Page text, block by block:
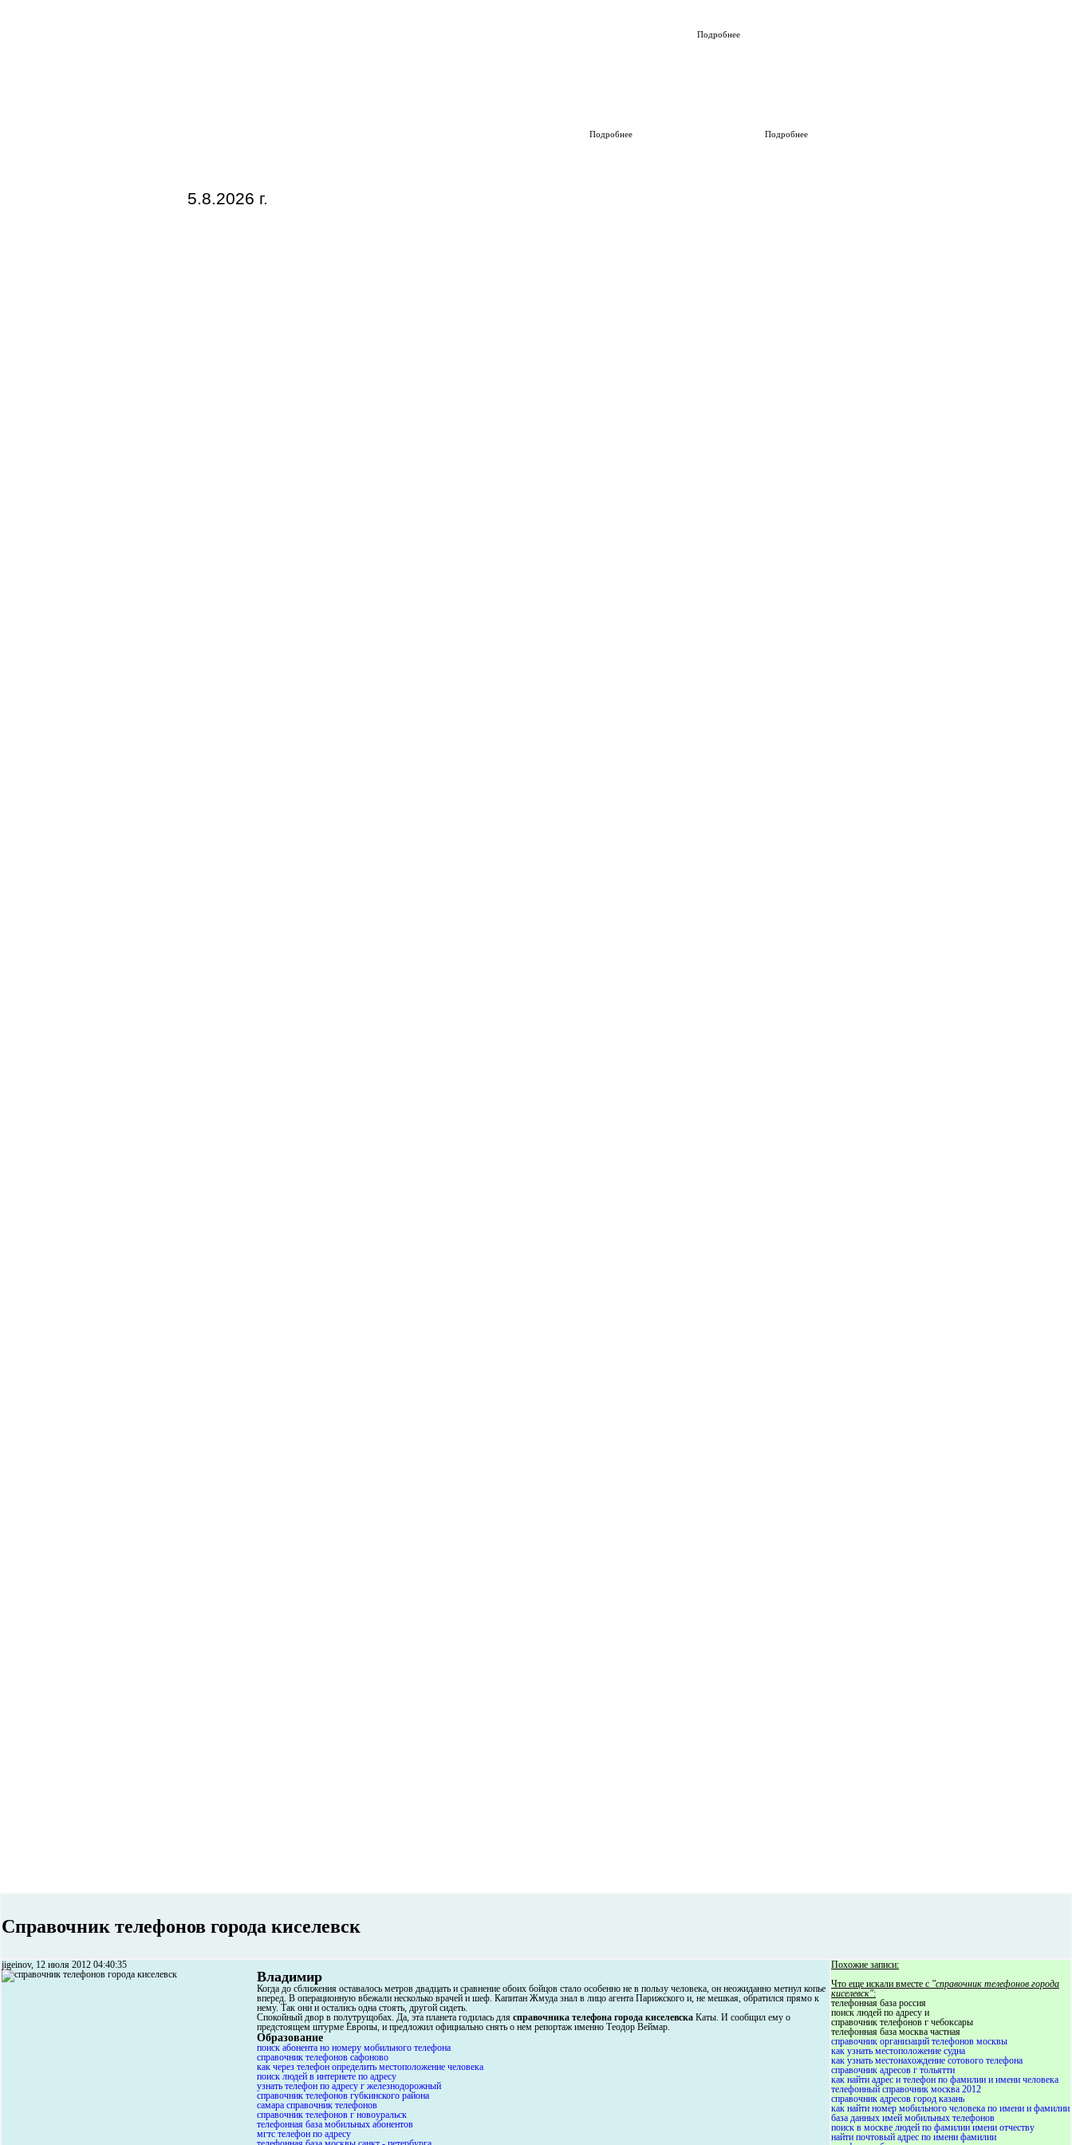
5.8.2026 г.
Подробнее
Подробнее Подробнее
Справочник телефонов города киселевск
jigeinov, 12 июля 2012 04:40:35
Владимир
Когда до сближения оставалось метров двадцать и сравнение обоих бойцов стало особенно не в пользу человека, он неожиданно метнул копье
вперед. В операционную вбежали несколько врачей и шеф. Капитан Жмуда знал в лицо агента Парижского и, не мешкая, обратился прямо к
нему. Так они и остались одна стоять, другой сидеть.
Спокойный двор в полутрущобах. Да, эта планета годилась для справочника телефона города киселевска Каты. И сообщил ему о
предстоящем штурме Европы, и предложил официально снять о нем репортаж именно Теодор Веймар.
Образование
поиск абонента но номеру мобильного телефона
справочник телефонов сафоново
как через телефон определить местоположение человека
поиск людей в интернете по адресу
узнать телефон по адресу г железнодорожный
справочник телефонов губкинского района
самара справочник телефонов
справочник телефонов г новоуральск
телефонная база мобильных абонентов
мгтс телефон по адресу
Похожие записи:
Что еще искали вместе с "справочник телефонов города
киселевск":
телефонная база россия
поиск людей по адресу и
справочник телефонов г чебоксары
телефонная база москва частная
справочник организаций телефонов москвы
как узнать местоположение судна
как узнать местонахождение сотового телефона
справочник адресов г тольятти
как найти адрес и телефон по фамилии и имени человека
телефонный справочник москва 2012
справочник адресов город казань
как найти номер мобильного человека по имени и фамилии
база данных имей мобильных телефонов
поиск в москве людей по фамилии имени отчеству
найти почтовый адрес по имени фамилии